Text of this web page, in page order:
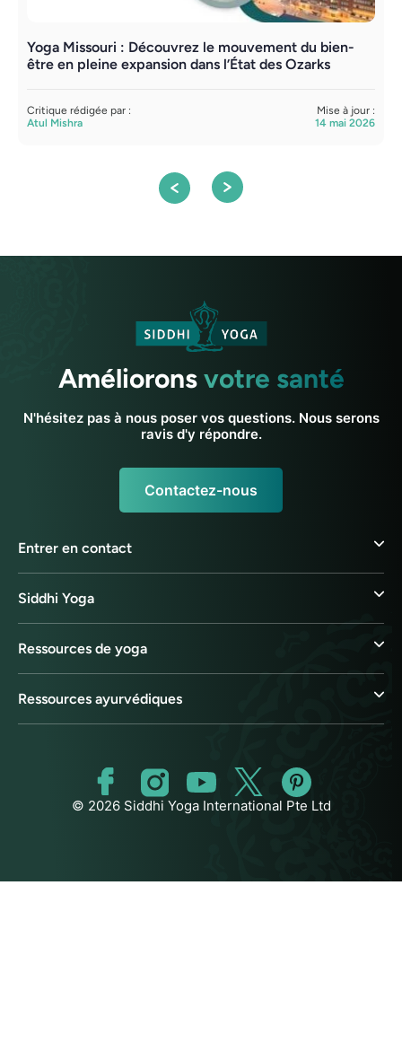
Yoga Missouri : Découvrez le mouvement du bien-
être en pleine expansion dans l’État des Ozarks
Critique rédigée par :
Atul Mishra
Mise à jour :
14 mai 2026
Amélioronsvotre santé
N'hésitez pas à nous poser vos questions. Nous serons
ravis d'y répondre.
Contactez-nous
Entrer en contact
Siddhi Yoga
Ressources de yoga
Ressources ayurvédiques
© 2026 Siddhi Yoga International Pte Ltd